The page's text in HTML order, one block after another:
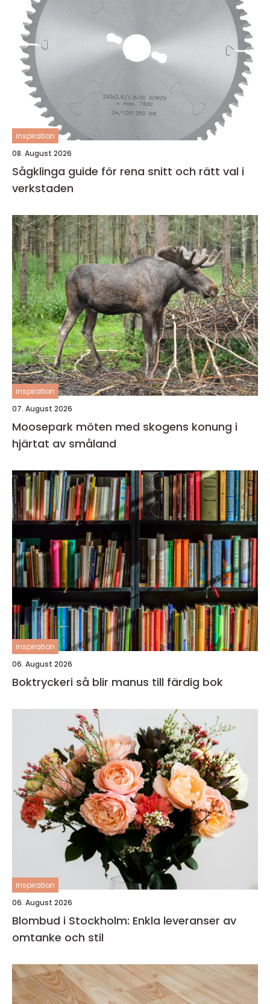
inspiration
08. August 2026
Sågklinga guide för rena snitt och rätt val i
verkstaden
inspiration
07. August 2026
Moosepark möten med skogens konung i
hjärtat av småland
inspiration
06. August 2026
Boktryckeri så blir manus till färdig bok
inspiration
06. August 2026
Blombud i Stockholm: Enkla leveranser av
omtanke och stil